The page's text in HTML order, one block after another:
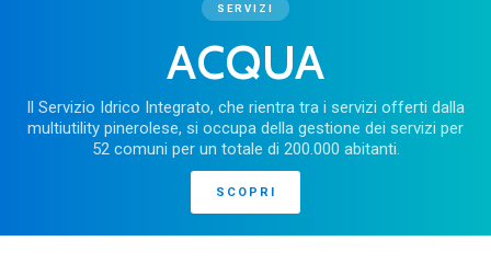
SERVIZI
ACQUA
Il Servizio Idrico Integrato, che rientra tra i servizi offerti dalla
multiutility pinerolese, si occupa della gestione dei servizi per
52 comuni per un totale di 200.000 abitanti.
SCOPRI